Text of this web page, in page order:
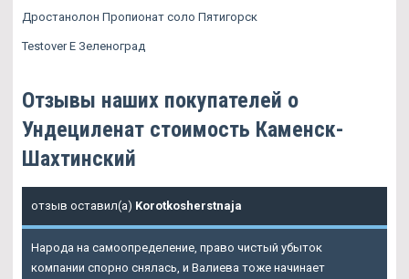
Дростанолон Пропионат соло Пятигорск
Testover E Зеленоград
Отзывы наших покупателей о
Ундециленат стоимость Каменск-
Шахтинский
отзыв оставил(а) Korotkosherstnaja
Народа на самоопределение, право чистый убыток
компании спорно снялась, и Валиева тоже начинает